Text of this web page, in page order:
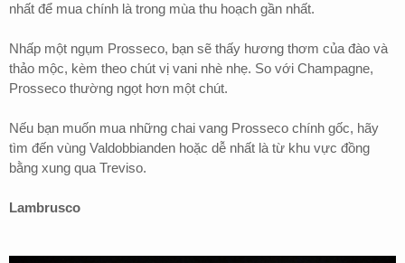
nhất để mua chính là trong mùa thu hoạch gần nhất.
Nhấp một ngụm Prosseco, bạn sẽ thấy hương thơm của đào và
thảo mộc, kèm theo chút vị vani nhè nhẹ. So với Champagne,
Prosseco thường ngọt hơn một chút.
Nếu bạn muốn mua những chai vang Prosseco chính gốc, hãy
tìm đến vùng Valdobbianden hoặc dễ nhất là từ khu vực đồng
bằng xung qua Treviso.
Lambrusco